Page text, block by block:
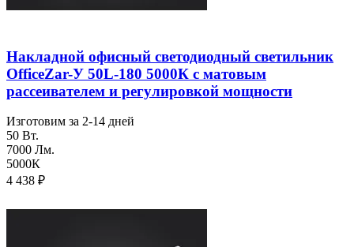
Накладной офисный светодиодный светильник
OfficeZar-У 50L-180 5000К с матовым
рассеивателем и регулировкой мощности
Изготовим за 2-14 дней
50 Вт.
7000 Лм.
5000К
4 438 ₽